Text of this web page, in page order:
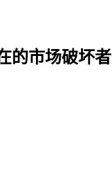
的市场破坏者